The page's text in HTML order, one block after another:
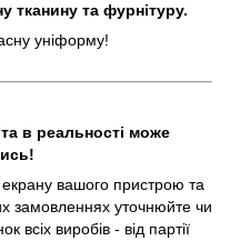
тканину та фурнітуру.
уніформу!
в реальності може
екрану вашого пристрою та
замовленнях уточнюйте чи
всіх виробів - від партії